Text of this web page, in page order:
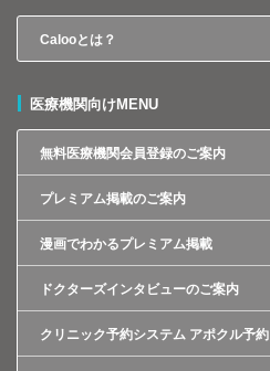
Calooとは？
医療機関向けMENU
無料医療機関会員登録のご案内
プレミアム掲載のご案内
漫画でわかるプレミアム掲載
ドクターズインタビューのご案内
クリニック予約システム アポクル予約